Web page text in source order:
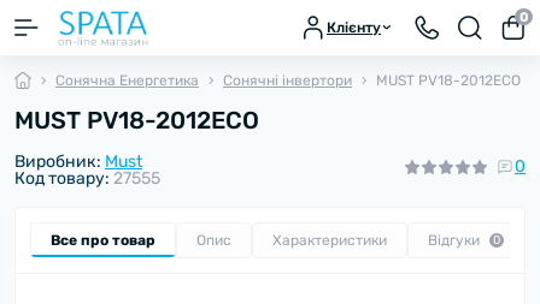
Клієнту
0
Сонячна Енергетика Сонячні інвертори MUST PV18-2012ECO
MUST PV18-2012ECO
Виробник: Must
Код товару: 27555
0
Все про товар Опис Характеристики Відгуки 0